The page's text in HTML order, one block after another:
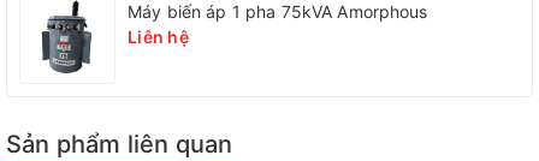
Máy biến áp 1 pha 75kVA Amorphous
Liên hệ
Sản phẩm liên quan